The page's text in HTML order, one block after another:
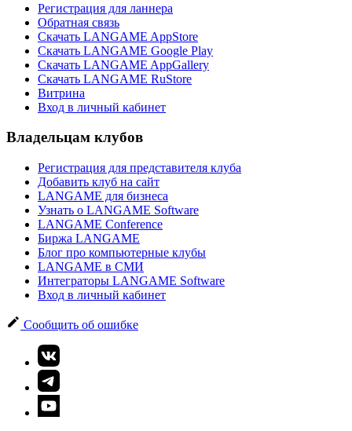
Регистрация для ланнера
Обратная связь
Скачать LANGAME AppStore
Скачать LANGAME Google Play
Скачать LANGAME AppGallery
Скачать LANGAME RuStore
Витрина
Вход в личный кабинет
Владельцам клубов
Регистрация для представителя клуба
Добавить клуб на сайт
LANGAME для бизнеса
Узнать о LANGAME Software
LANGAME Conference
Биржа LANGAME
Блог про компьютерные клубы
LANGAME в СМИ
Интеграторы LANGAME Software
Вход в личный кабинет
Сообщить об ошибке